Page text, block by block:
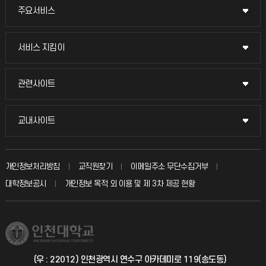
주요서비스
주요서비스
교무회의방송
입학안내
취업정보(학생)
서비스 지킴이
서비스 지킴이
묻고 답하기
칭찬마당
학생서비스 지킴이
관련사이트
관련사이트
국방헬프콜
총동문회
교내사이트
교내사이트
교수회
교육혁신본부
국제지원과
개인정보처리방침 교직원찾기
이메일주소 무단수집거부
대학정보공시
개인정보 목적 외 이용 및 제 3차 제공 현황
(우 : 22012) 인천광역시 연수구 아카데미로 119(송도동)